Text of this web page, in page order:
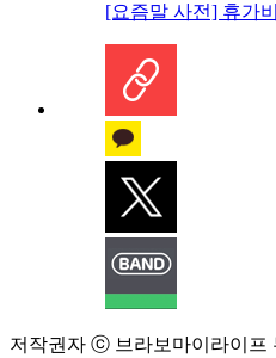
[요즘말 사전] 휴가
저작권자 ⓒ 브라보마이라이프